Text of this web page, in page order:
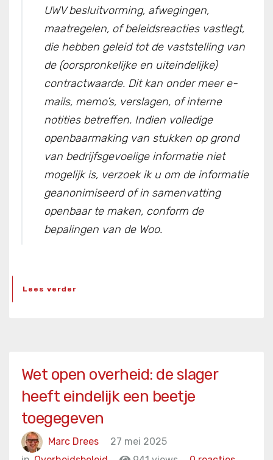
UWV besluitvorming, afwegingen,
maatregelen, of beleidsreacties vastlegt,
die hebben geleid tot de vaststelling van
de (oorspronkelijke en uiteindelijke)
contractwaarde. Dit kan onder meer e-
mails, memo’s, verslagen, of interne
notities betreffen. Indien volledige
openbaarmaking van stukken op grond
van bedrijfsgevoelige informatie niet
mogelijk is, verzoek ik u om de informatie
geanonimiseerd of in samenvatting
openbaar te maken, conform de
bepalingen van de Woo.
Lees verder
Wet open overheid: de slager
heeft eindelijk een beetje
toegegeven
Marc Drees
27 mei 2025